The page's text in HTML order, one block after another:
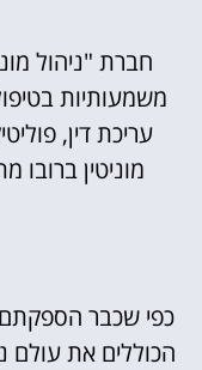
חברת "ניהול
משמעותיות
עריכת דין,
מוניטין
כפי שכבר הספקתם
הכוללים את עולם